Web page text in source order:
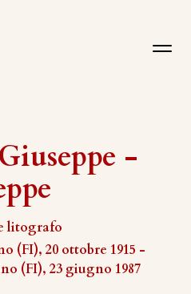
-
litografo
(FI), 20 ottobre 1915 -
(FI), 23 giugno 1987